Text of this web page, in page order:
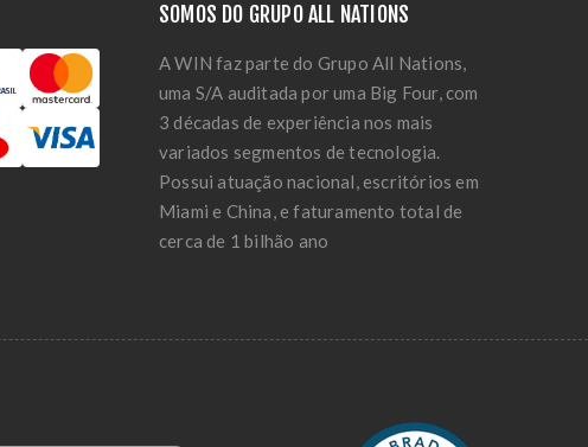
SOMOS DO GRUPO ALL NATIONS
A WIN faz parte do Grupo All Nations,
uma S/A auditada por uma Big Four, com
3 décadas de experiência nos mais
variados segmentos de tecnologia.
Possui atuação nacional, escritórios em
Miami e China, e faturamento total de
cerca de 1 bilhão ano